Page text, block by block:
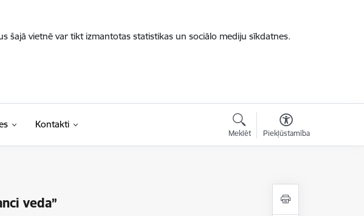
šajā vietnē var tikt izmantotas statistikas un sociālo mediju sīkdatnes.
Kontakti
Meklēt Piekļūstamība
veda”